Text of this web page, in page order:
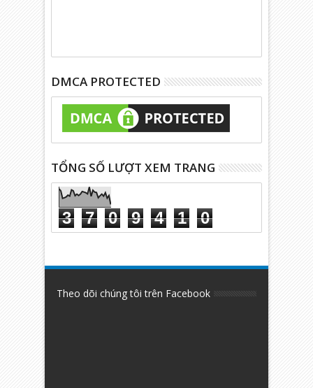
DMCA PROTECTED
TỔNG SỐ LƯỢT XEM TRANG
3 7 0 9 4 1 0
Theo dõi chúng tôi trên Facebook